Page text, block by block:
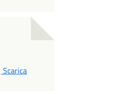
PDF
Scarica